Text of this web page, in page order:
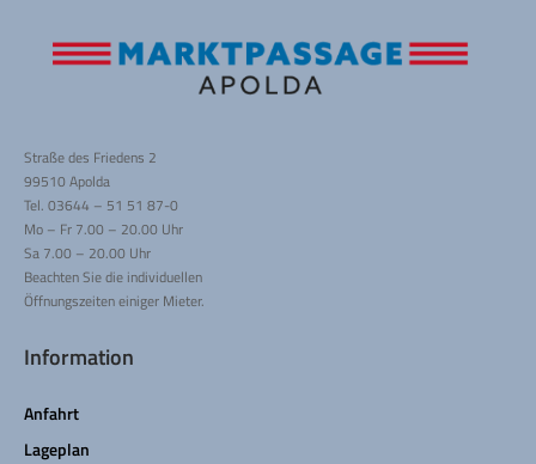
Straße des Friedens 2
99510 Apolda
Tel. 03644 – 51 51 87-0
Mo – Fr 7.00 – 20.00 Uhr
Sa 7.00 – 20.00 Uhr
Beachten Sie die individuellen
Öffnungszeiten einiger Mieter.
Information
Anfahrt
Lageplan